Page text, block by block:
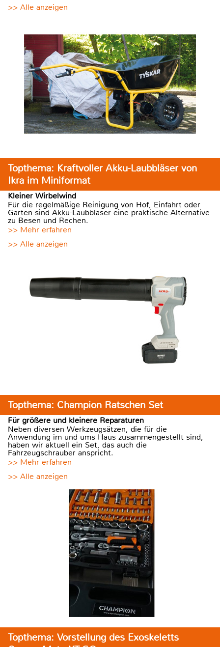
>> Alle anzeigen
Topthema: Kraftvoller Akku-Laubbläser von
Ikra im Miniformat
Kleiner Wirbelwind
Für die regelmäßige Reinigung von Hof, Einfahrt oder
Garten sind Akku-Laubbläser eine praktische Alternative
zu Besen und Rechen.
>> Mehr erfahren
>> Alle anzeigen
Topthema: Champion Ratschen Set
Für größere und kleinere Reparaturen
Neben diversen Werkzeugsätzen, die für die
Anwendung im und ums Haus zusammengestellt sind,
haben wir aktuell ein Set, das auch die
Fahrzeugschrauber anspricht.
>> Mehr erfahren
>> Alle anzeigen
Topthema: Vorstellung des Exoskeletts